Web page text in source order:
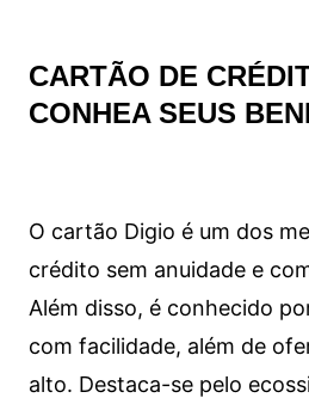
CARTÃO DE
CONHEA SEUS
O cartão Digio é um dos
crédito sem anuidade e
Além disso, é conhecido
com facilidade, além de
alto. Destaca-se pelo